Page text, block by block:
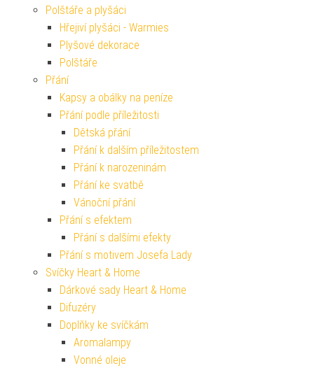
Polštáře a plyšáci
Hřejiví plyšáci - Warmies
Plyšové dekorace
Polštáře
Přání
Kapsy a obálky na peníze
Přání podle příležitosti
Dětská přání
Přání k dalším příležitostem
Přání k narozeninám
Přání ke svatbě
Vánoční přání
Přání s efektem
Přání s dalšími efekty
Přání s motivem Josefa Lady
Svíčky Heart & Home
Dárkové sady Heart & Home
Difuzéry
Doplňky ke svíčkám
Aromalampy
Vonné oleje